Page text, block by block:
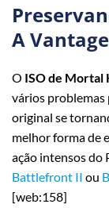
A
O ISO de Mortal
vários problemas
original se
melhor forma de
ação intensos do
Battlefront II ou
[web:158]